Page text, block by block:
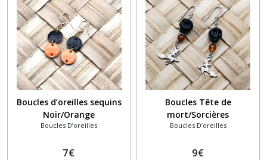
Boucles d’oreilles sequins
Noir/Orange
Boucles D’oreilles
7€
Boucles Tête de
mort/Sorcières
Boucles D’oreilles
9€